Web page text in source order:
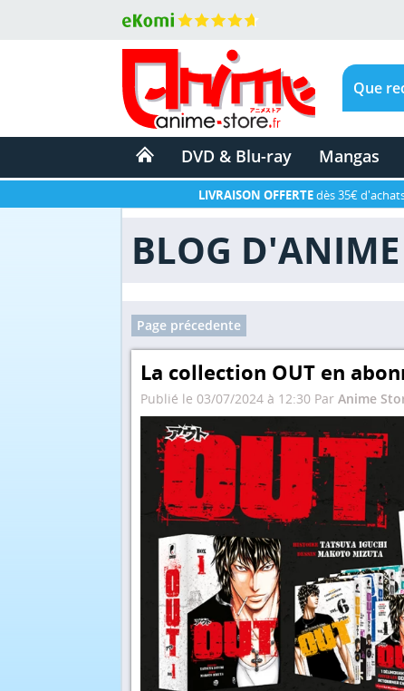
DVD & Blu-ray Mangas
LIVRAISON OFFERTEdès 35€
BLOG
Page précedente
La collection OUT en
Publié le 03/07/2024 à 12:30 Par Anime